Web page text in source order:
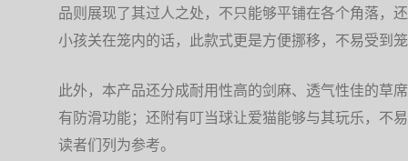
品则展现了其过人之处，不只能够平铺在各个角落，
小孩关在笼内的话，此款式更是方便挪移，不易受到
此外，本产品还分成耐用性高的剑麻、透气性佳的草
有防滑功能；还附有叮当球让爱猫能够与其玩乐，不
读者们列为参考。